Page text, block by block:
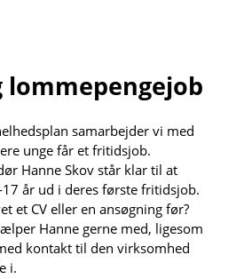
lommepengejob
samarbejder vi med
unge får et fritidsjob.
Hanne Skov står klar til at
år ud i deres første fritidsjob.
et CV eller en ansøgning før?
Hanne gerne med, ligesom
kontakt til den virksomhed
i.